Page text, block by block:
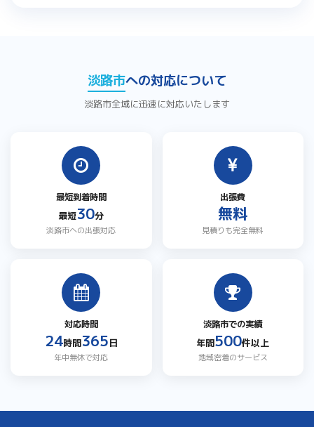
淡路市への対応について
淡路市全域に迅速に対応いたします
最短到着時間
最短30分
淡路市への出張対応
出張費
無料
見積りも完全無料
対応時間
24時間365日
年中無休で対応
淡路市での実績
年間500件以上
地域密着のサービス